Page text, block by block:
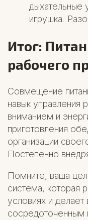
дыхательные
игрушка.
Итог:
рабочего
Совмещение
навык
вниманием и
приготовления
организации
Постепенно
Помните, ваша
система, которая
условиях и
сосредоточенным